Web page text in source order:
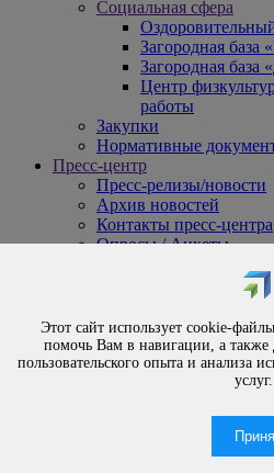
Социальная сфера
Загородная база
Загородная база
Центр
работы
Закупки
Нормативные
Пресс-центр
Пресс-релизы/новости
Архив новостей
Контакты пресс-центра
Опросы / Анкеты
Обращения
Порядок
Личный приём
Электронные
Часто задаваемые
Этот сайт использует cookie-
помочь Вам в навигации, а также
пользовательского опыта и анализа
услуг.